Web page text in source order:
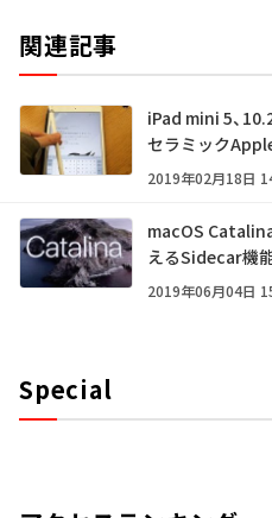
関連記事
iPad mini 5、
セラミック
2019年02月18日
macOS
えるSidecar機
2019年06月04日
Special